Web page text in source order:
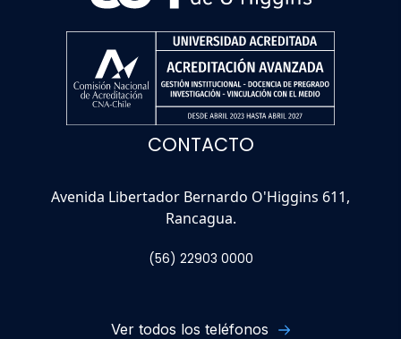
CONTACTO
Avenida Libertador Bernardo O'Higgins 611,
Rancagua.
(56) 22903 0000
Ver todos los teléfonos